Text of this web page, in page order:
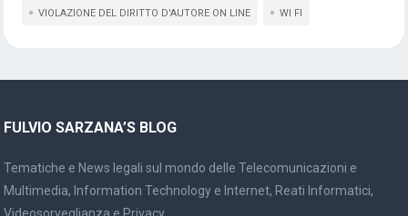
VIOLAZIONE DEL DIRITTO D'AUTORE ON LINE WI FI
FULVIO SARZANA’S BLOG
Tematiche e News legali sul mondo delle Telecomunicazioni e
Multimedia, Information Technology e Internet, Reati Informatici,